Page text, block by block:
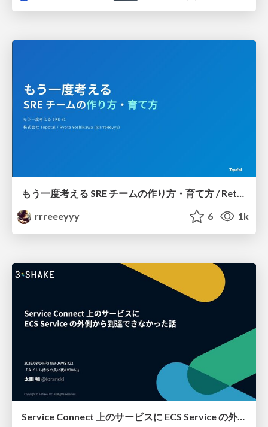
もう一度考える SRE チームの作り方・育て方 / Rethinking SRE #1: Building and Growing SRE Teams
rrreeeyyy
6 1k
Service Connect 上のサービスに ECS Service の外側から到達できなかった話